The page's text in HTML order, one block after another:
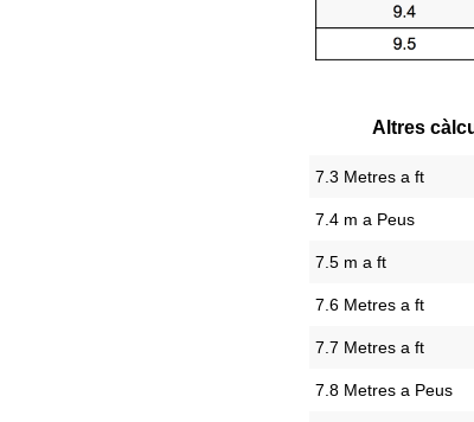
Altres
7.3 Metres a ft
7.4 m a Peus
7.5 m a ft
7.6 Metres a ft
7.7 Metres a ft
7.8 Metres a Peus